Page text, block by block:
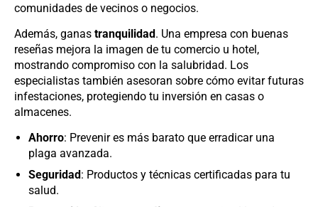
comunidades de vecinos o negocios.
Además, ganas tranquilidad. Una empresa con buenas
reseñas mejora la imagen de tu comercio u hotel,
mostrando compromiso con la salubridad. Los
especialistas también asesoran sobre cómo evitar futuras
infestaciones, protegiendo tu inversión en casas o
almacenes.
Ahorro: Prevenir es más barato que erradicar una
plaga avanzada.
Seguridad : Productos y técnicas certificadas para tu
salud.